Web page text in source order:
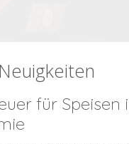
für Speisen